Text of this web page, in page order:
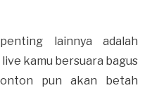
lainnya adalah
kamu bersuara bagus
pun akan betah